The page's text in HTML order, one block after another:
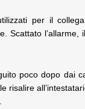
per il
Scattato l’allarme,
poco dopo dai
risalire